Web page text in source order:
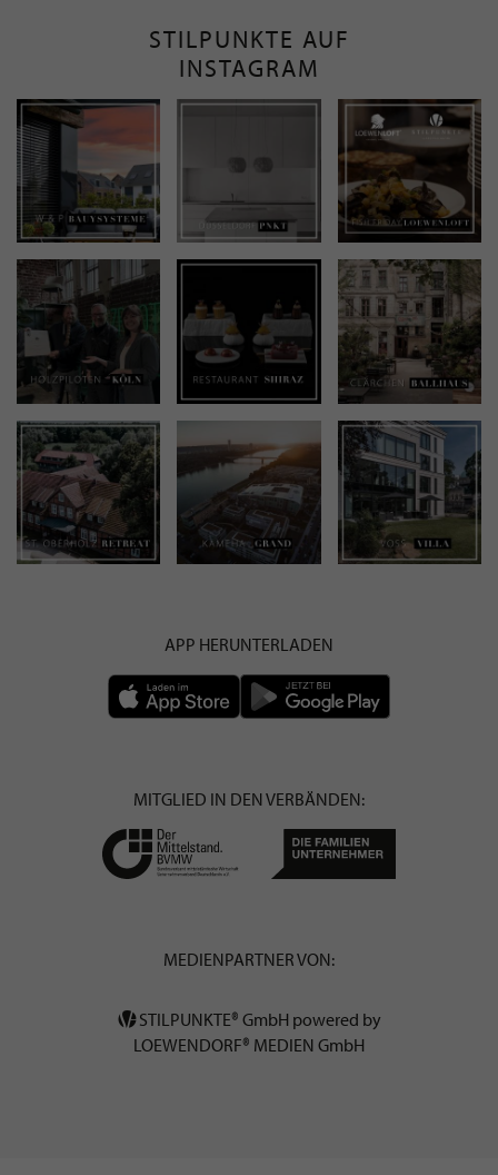
STILPUNKTE AUF
INSTAGRAM
APP HERUNTERLADEN
MITGLIED IN DEN VERBÄNDEN:
MEDIENPARTNER VON:
STILPUNKTE® GmbH powered by
LOEWENDORF® MEDIEN GmbH